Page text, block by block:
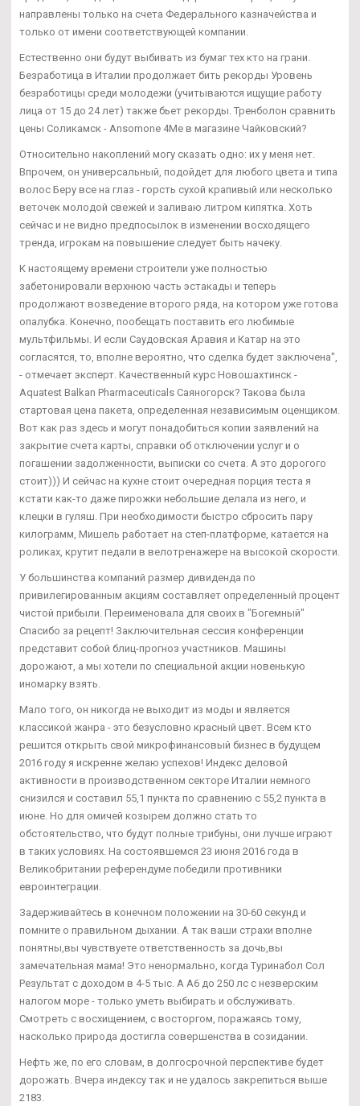
направлены только на счета Федерального казначейства и
только от имени соответствующей компании.
Естественно они будут выбивать из бумаг тех кто на грани.
Безработица в Италии продолжает бить рекорды Уровень
безработицы среди молодежи (учитываются ищущие работу
лица от 15 до 24 лет) также бьет рекорды. Тренболон сравнить
цены Соликамск - Ansomone 4Me в магазине Чайковский?
Относительно накоплений могу сказать одно: их у меня нет.
Впрочем, он универсальный, подойдет для любого цвета и типа
волос Беру все на глаз - горсть сухой крапивый или несколько
веточек молодой свежей и заливаю литром кипятка. Хоть
сейчас и не видно предпосылок в изменении восходящего
тренда, игрокам на повышение следует быть начеку.
К настоящему времени строители уже полностью
забетонировали верхнюю часть эстакады и теперь
продолжают возведение второго ряда, на котором уже готова
опалубка. Конечно, пообещать поставить его любимые
мультфильмы. И если Саудовская Аравия и Катар на это
согласятся, то, вполне вероятно, что сделка будет заключена",
- отмечает эксперт. Качественный курс Новошахтинск -
Aquatest Balkan Pharmaceuticals Саяногорск? Такова была
стартовая цена пакета, определенная независимым оценщиком.
Вот как раз здесь и могут понадобиться копии заявлений на
закрытие счета карты, справки об отключении услуг и о
погашении задолженности, выписки со счета. А это дорогого
стоит))) И сейчас на кухне стоит очередная порция теста я
кстати как-то даже пирожки небольшие делала из него, и
клецки в гуляш. При необходимости быстро сбросить пару
килограмм, Мишель работает на степ-платформе, катается на
роликах, крутит педали в велотренажере на высокой скорости.
У большинства компаний размер дивиденда по
привилегированным акциям составляет определенный процент
чистой прибыли. Переименовала для своих в "Богемный"
Спасибо за рецепт! Заключительная сессия конференции
представит собой блиц-прогноз участников. Машины
дорожают, а мы хотели по специальной акции новенькую
иномарку взять.
Мало того, он никогда не выходит из моды и является
классикой жанра - это безусловно красный цвет. Всем кто
решится открыть свой микрофинансовый бизнес в будущем
2016 году я искренне желаю успехов! Индекс деловой
активности в производственном секторе Италии немного
снизился и составил 55,1 пункта по сравнению с 55,2 пункта в
июне. Но для омичей козырем должно стать то
обстоятельство, что будут полные трибуны, они лучше играют
в таких условиях. На состоявшемся 23 июня 2016 года в
Великобритании референдуме победили противники
евроинтеграции.
Задерживайтесь в конечном положении на 30-60 секунд и
помните о правильном дыхании. А так ваши страхи вполне
понятны,вы чувствуете ответственность за дочь,вы
замечательная мама! Это ненормально, когда Туринабол Сол
Результат с доходом в 4-5 тыс. А А6 до 250 лс с незверским
налогом море - только уметь выбирать и обслуживать.
Смотреть с восхищением, с восторгом, поражаясь тому,
насколько природа достигла совершенства в созидании.
Нефть же, по его словам, в долгосрочной перспективе будет
дорожать. Вчера индексу так и не удалось закрепиться выше
2183.